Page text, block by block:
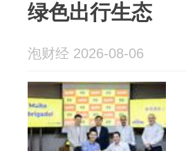
绿色出行生态
泡财经 2026-08-06